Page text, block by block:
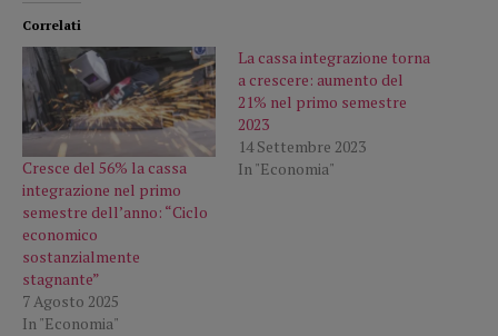
Correlati
Cresce del 56% la cassa
integrazione nel primo
semestre dell’anno: “Ciclo
economico
sostanzialmente
stagnante”
7 Agosto 2025
In "Economia"
La cassa integrazione torna
a crescere: aumento del
21% nel primo semestre
2023
14 Settembre 2023
In "Economia"